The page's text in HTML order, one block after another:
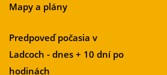
Mapy a plány
Predpoveď počasia v
Ladcoch - dnes + 10 dní po
hodinách